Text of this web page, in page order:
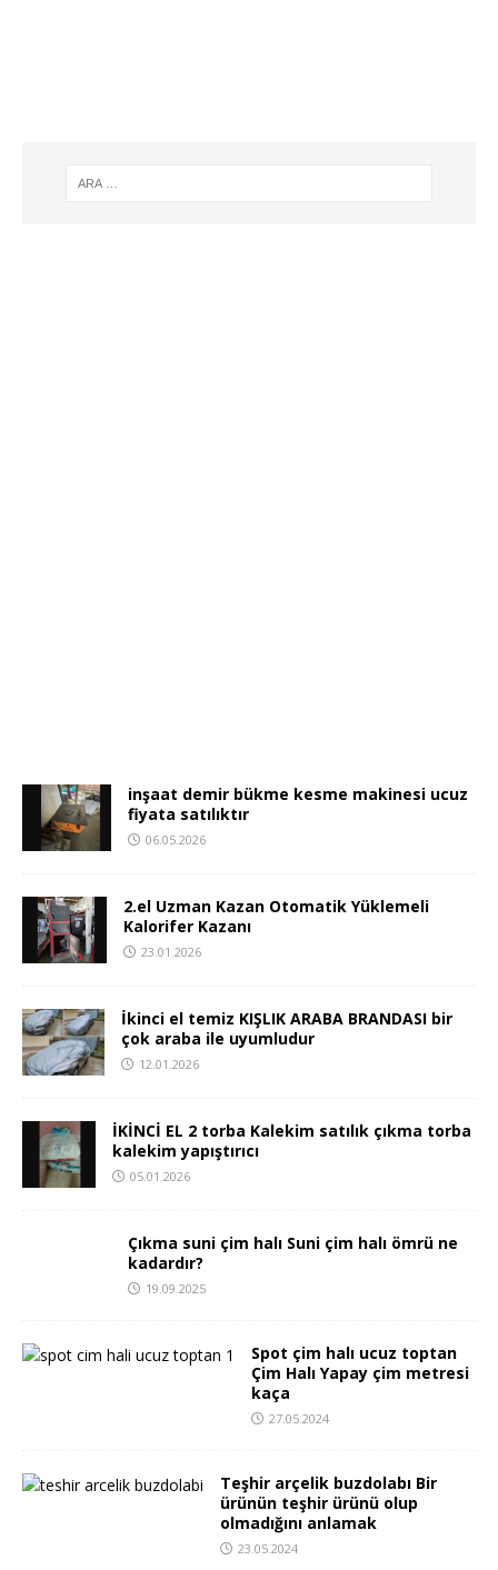
inşaat demir bükme kesme makinesi ucuz
fiyata satılıktır
06.05.2026
2.el Uzman Kazan Otomatik Yüklemeli
Kalorifer Kazanı
23.01.2026
İkinci el temiz KIŞLIK ARABA BRANDASI bir
çok araba ile uyumludur
12.01.2026
İKİNCİ EL 2 torba Kalekim satılık çıkma torba
kalekim yapıştırıcı
05.01.2026
Çıkma suni çim halı Suni çim halı ömrü ne
kadardır?
19.09.2025
Spot çim halı ucuz toptan
Çim Halı Yapay çim metresi
kaça
27.05.2024
Teşhir arçelik buzdolabı Bir
ürünün teşhir ürünü olup
olmadığını anlamak
23.05.2024